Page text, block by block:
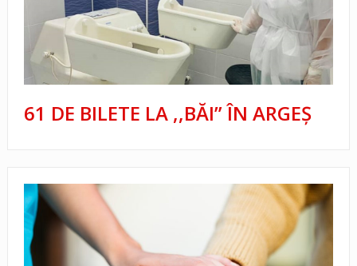
61 DE BILETE LA ,,BĂI” ÎN ARGEȘ